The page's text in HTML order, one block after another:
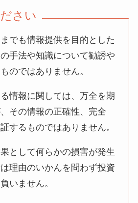
さい
でも情報提供を目的とした
手法や知識について勧誘や
のではありません。
情報に関しては、万全を期
その情報の正確性、完全
するものではありません。
として何らかの損害が発生
理由のいかんを問わず投資
いません。